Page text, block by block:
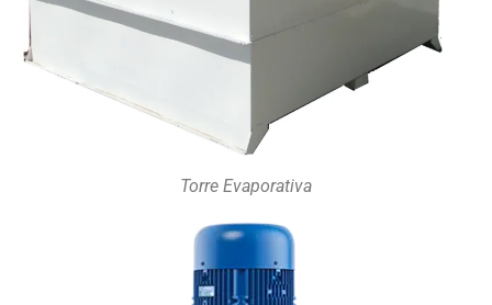
Torre Evaporativa